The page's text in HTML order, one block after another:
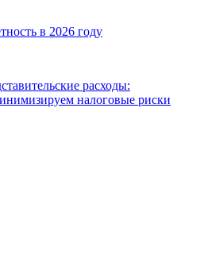
в 2026 году
расходы:
налоговые риски